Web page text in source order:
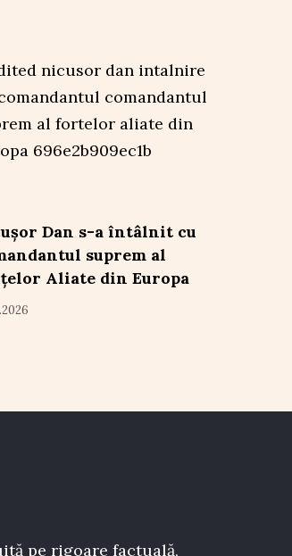
Dan s-a întâlnit cu
suprem al
Aliate din Europa
pe rigoare factuală,